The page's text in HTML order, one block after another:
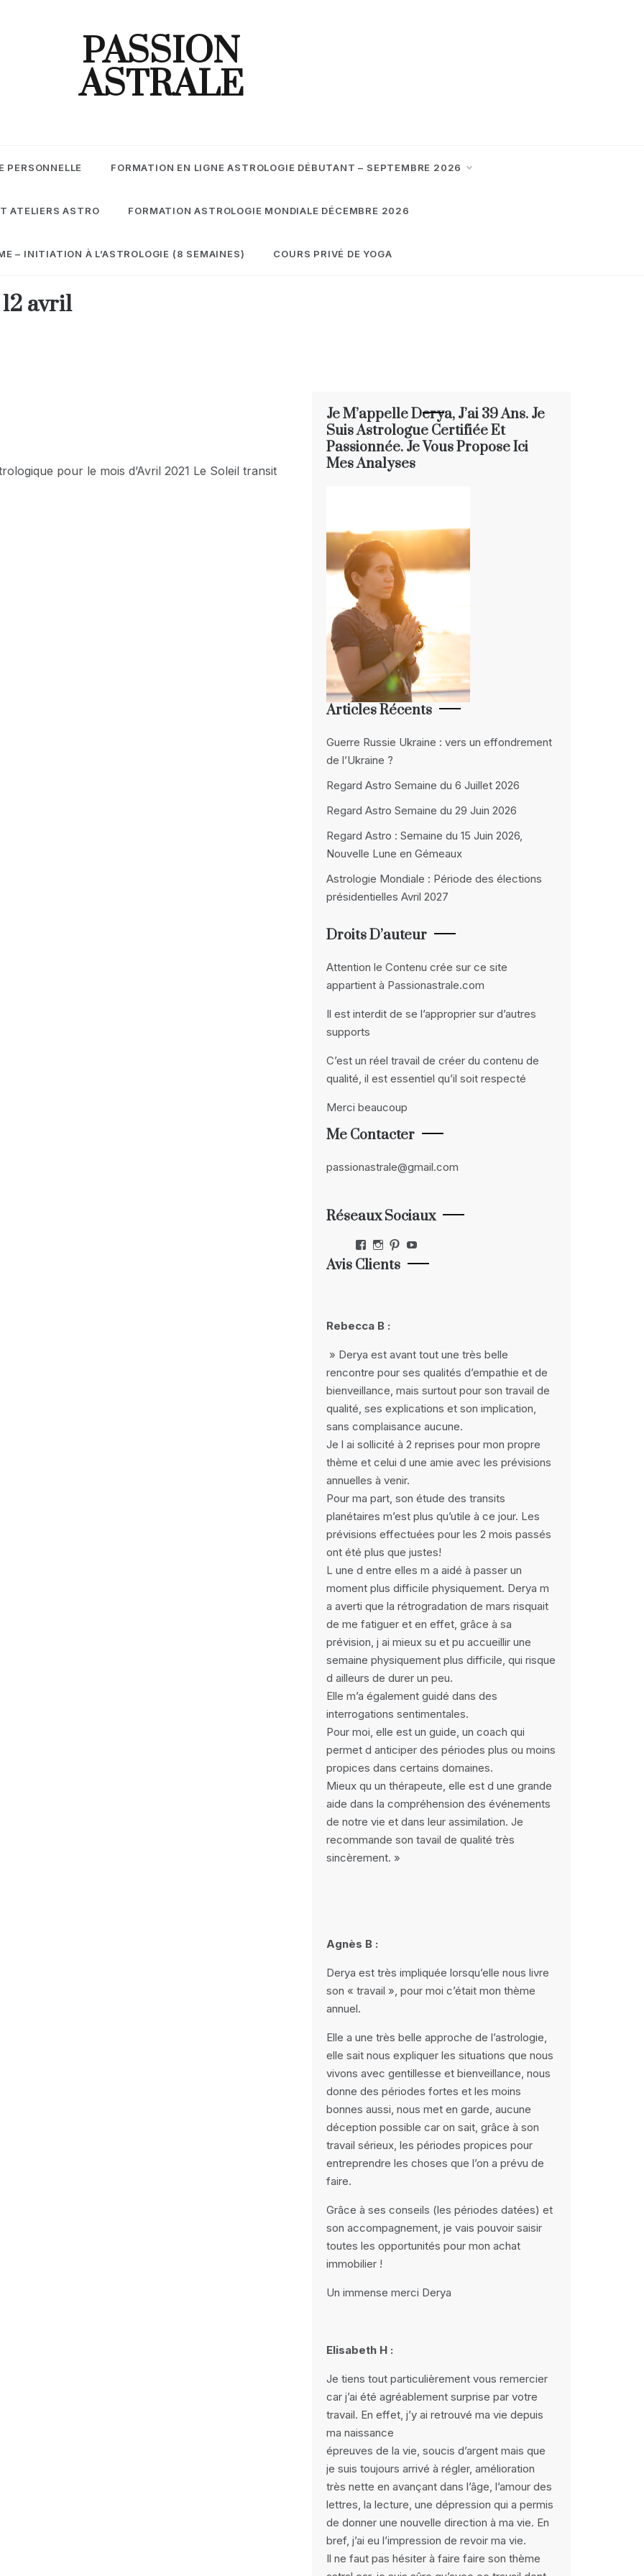
PASSION
ASTRALE
PERSONNELLE FORMATION EN LIGNE ASTROLOGIE DÉBUTANT – SEPTEMBRE 2026
ATELIERS ASTRO FORMATION ASTROLOGIE MONDIALE DÉCEMBRE 2026
– INITIATION À L’ASTROLOGIE (8 SEMAINES) COURS PRIVÉ DE YOGA
avril
pour le mois d’Avril 2021 Le Soleil transit
Je M’appelle Derya, J’ai 39 Ans. Je
Suis Astrologue Certifiée Et
Passionnée. Je Vous Propose Ici
Mes Analyses
Articles Récents
Guerre Russie Ukraine : vers un effondrement
de l’Ukraine ?
Regard Astro Semaine du 6 Juillet 2026
Regard Astro Semaine du 29 Juin 2026
Regard Astro : Semaine du 15 Juin 2026,
Nouvelle Lune en Gémeaux
Astrologie Mondiale : Période des élections
présidentielles Avril 2027
Droits D’auteur
Attention le Contenu crée sur ce site
appartient à Passionastrale.com
Il est interdit de se l’approprier sur d’autres
supports
C’est un réel travail de créer du contenu de
qualité, il est essentiel qu’il soit respecté
Merci beaucoup
Me Contacter
passionastrale@gmail.com
Réseaux Sociaux
Facebook
Instagram
Pinterest
YouTube
Avis Clients
Rebecca B :
» Derya est avant tout une très belle
rencontre pour ses qualités d’empathie et de
bienveillance, mais surtout pour son travail de
qualité, ses explications et son implication,
sans complaisance aucune.
Je l ai sollicité à 2 reprises pour mon propre
thème et celui d une amie avec les prévisions
annuelles à venir.
Pour ma part, son étude des transits
planétaires m’est plus qu’utile à ce jour. Les
prévisions effectuées pour les 2 mois passés
ont été plus que justes!
L une d entre elles m a aidé à passer un
moment plus difficile physiquement. Derya m
a averti que la rétrogradation de mars risquait
de me fatiguer et en effet, grâce à sa
prévision, j ai mieux su et pu accueillir une
semaine physiquement plus difficile, qui risque
d ailleurs de durer un peu.
Elle m’a également guidé dans des
interrogations sentimentales.
Pour moi, elle est un guide, un coach qui
permet d anticiper des périodes plus ou moins
propices dans certains domaines.
Mieux qu un thérapeute, elle est d une grande
aide dans la compréhension des événements
de notre vie et dans leur assimilation. Je
recommande son tavail de qualité très
sincèrement. »
Agnès B :
Derya est très impliquée lorsqu’elle nous livre
son « travail », pour moi c’était mon thème
annuel.
Elle a une très belle approche de l’astrologie,
elle sait nous expliquer les situations que nous
vivons avec gentillesse et bienveillance, nous
donne des périodes fortes et les moins
bonnes aussi, nous met en garde, aucune
déception possible car on sait, grâce à son
travail sérieux, les périodes propices pour
entreprendre les choses que l’on a prévu de
faire.
Grâce à ses conseils (les périodes datées) et
son accompagnement, je vais pouvoir saisir
toutes les opportunités pour mon achat
immobilier !
Un immense merci Derya
Elisabeth H :
Je tiens tout particulièrement vous remercier
car j’ai été agréablement surprise par votre
travail. En effet, j’y ai retrouvé ma vie depuis
ma naissance
épreuves de la vie, soucis d’argent mais que
je suis toujours arrivé à régler, amélioration
très nette en avançant dans l’âge, l’amour des
lettres, la lecture, une dépression qui a permis
de donner une nouvelle direction à ma vie. En
bref, j’ai eu l’impression de revoir ma vie.
Il ne faut pas hésiter à faire faire son thème